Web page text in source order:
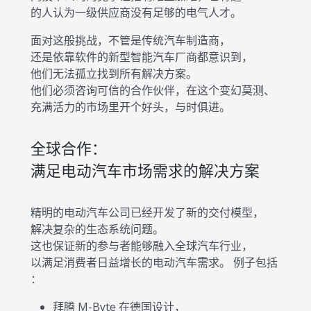
的人认为一级供应商没有足够的电气人才。
面对这般挑战，不管是传统汽车制造商，
还是依靠软件的新型智能汽车厂商都意识到，
他们无法孤立找到所有解决方案。
他们必须咨询可信的合作伙伴，在这个变幻莫测、
充满活力的市场里开个好头，与时俱进。
全球合作：
满足电动汽车市场需求的解决方案
精明的电动汽车公司已经开发了新的交付模型，
解决复杂的生态系统问题。
这也保证新的参与者能够融入全球汽车行业，
以满足消费者日益增长的电动汽车需求。 例子包括
：
拜腾 M-Byte 在德国设计，